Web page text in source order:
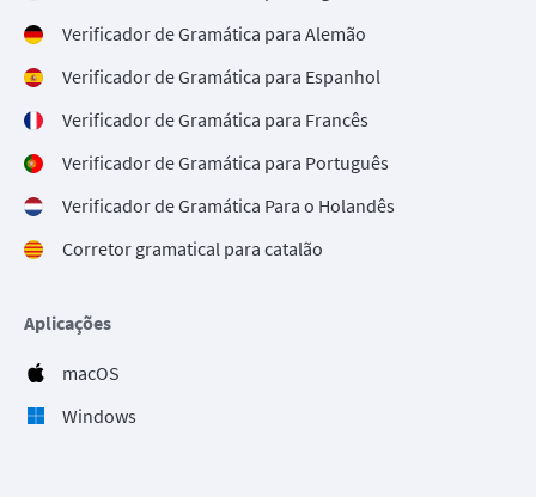
Verificador de Gramática para Alemão
Verificador de Gramática para Espanhol
Verificador de Gramática para Francês
Verificador de Gramática para Português
Verificador de Gramática Para o Holandês
Corretor gramatical para catalão
Aplicações
macOS
Windows